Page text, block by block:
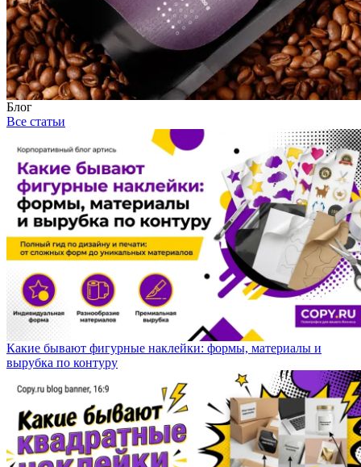
Блог
Все статьи
Какие бывают фигурные наклейки: формы, материалы и
вырубка по контуру